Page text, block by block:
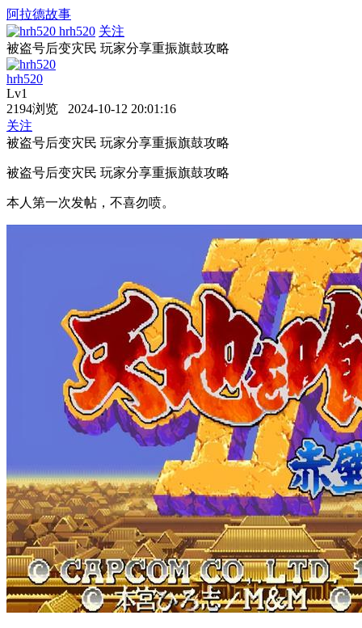
阿拉德故事
hrh520 关注
被盗号后变灾民 玩家分享重振旗鼓攻略
hrh520
Lv1
2194浏览 2024-10-12 20:01:16
关注
被盗号后变灾民 玩家分享重振旗鼓攻略
被盗号后变灾民 玩家分享重振旗鼓攻略
本人第一次发帖，不喜勿喷。